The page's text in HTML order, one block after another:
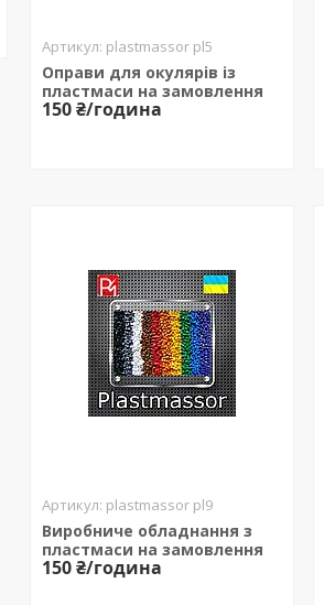
plastmassor pl5
Оправи для окулярів із
пластмаси на замовлення
150 ₴/година
plastmassor pl9
Виробниче обладнання з
пластмаси на замовлення
150 ₴/година